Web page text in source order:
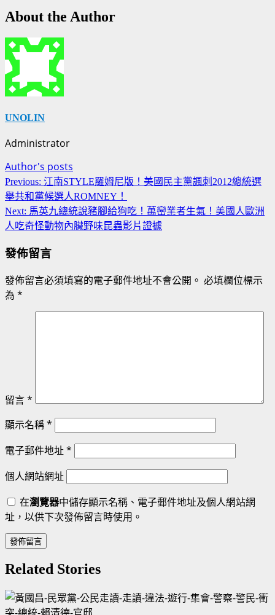
About the Author
UNOLIN
Administrator
Author's posts
Continue
Reading
Previous: 江南STYLE羅姆尼版！美國民主黨諷刺2012總統選
舉共和黨候選人ROMNEY！
Next: 馬英九總統說豬腳給狗吃！萬巒業者生氣！美國人歐洲
人吃奇怪動物內臟野味昆蟲影片證據
發佈留言
發佈留言必須填寫的電子郵件地址不會公開。 必填欄位標示
為 *
留言*
顯示名稱*
電子郵件地址*
個人網站網址
在瀏覽器中儲存顯示名稱、電子郵件地址及個人網站網
址，以供下次發佈留言時使用。
Related Stories